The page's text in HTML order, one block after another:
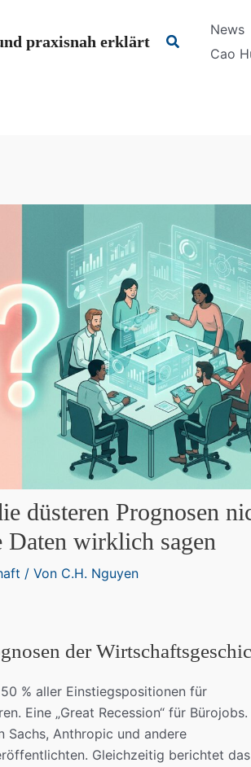
praxisnah erklärt Suchen
News
Cao
düsteren Prognosen
wirklich sagen
/ Von C.H. Nguyen
der
% aller Einstiegspositionen für
Eine „Great Recession“ für Bürojobs.
Sachs, Anthropic und andere
Gleichzeitig berichtet das